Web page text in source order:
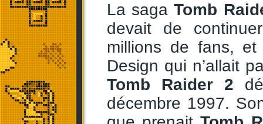
La sagaTomb
devait de
millions de fans, et
Design qui n’allait
Tomb Raider 2
décembre 1997.